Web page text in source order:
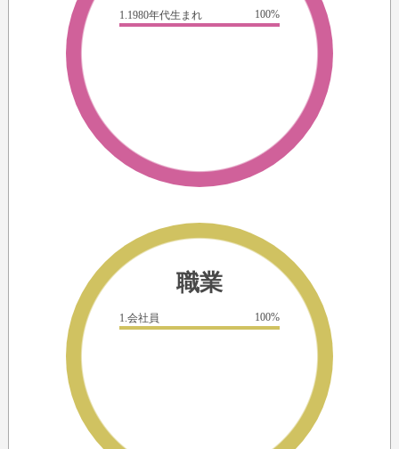
1.1980年代生まれ 100%
職業
1.会社員 100%